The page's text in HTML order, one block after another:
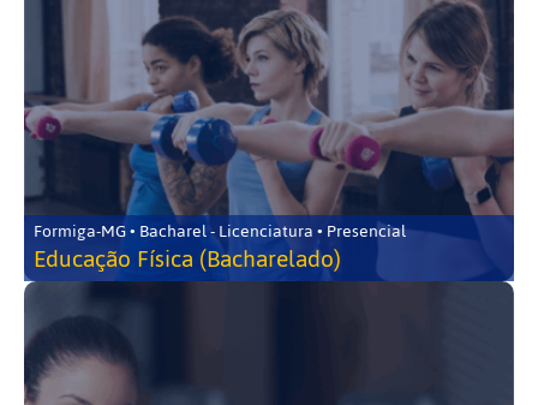
Formiga-MG • Bacharel - Licenciatura • Presencial
Educação Física (Bacharelado)